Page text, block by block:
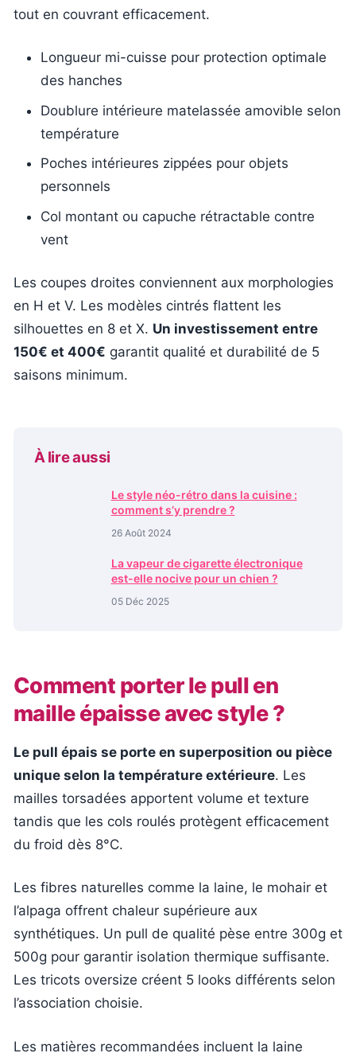
tout en couvrant efficacement.
Longueur mi-cuisse pour protection optimale
des hanches
Doublure intérieure matelassée amovible selon
température
Poches intérieures zippées pour objets
personnels
Col montant ou capuche rétractable contre
vent
Les coupes droites conviennent aux morphologies
en H et V. Les modèles cintrés flattent les
silhouettes en 8 et X. Un investissement entre
150€ et 400€ garantit qualité et durabilité de 5
saisons minimum.
À lire aussi
Le style néo-rétro dans la cuisine :
comment s’y prendre ?
26 Août 2024
La vapeur de cigarette électronique
est-elle nocive pour un chien ?
05 Déc 2025
Comment porter le pull en
maille épaisse avec style ?
Le pull épais se porte en superposition ou pièce
unique selon la température extérieure. Les
mailles torsadées apportent volume et texture
tandis que les cols roulés protègent efficacement
du froid dès 8°C.
Les fibres naturelles comme la laine, le mohair et
l’alpaga offrent chaleur supérieure aux
synthétiques. Un pull de qualité pèse entre 300g et
500g pour garantir isolation thermique suffisante.
Les tricots oversize créent 5 looks différents selon
l’association choisie.
Les matières recommandées incluent la laine